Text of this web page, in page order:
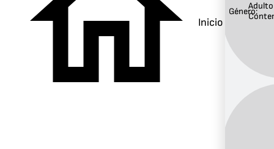
Inicio
Género:Adulto